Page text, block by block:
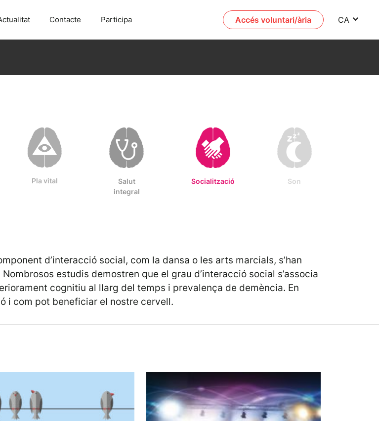
Contacte Participa Accés voluntari/ària CA
Pla vital
Salut
integral
Socialització Son
d’interacció social, com la dansa o les arts marcials, s’han
estudis demostren que el grau d’interacció social s’associa
cognitiu al llarg del temps i prevalença de demència. En
i com pot beneficiar el nostre cervell.